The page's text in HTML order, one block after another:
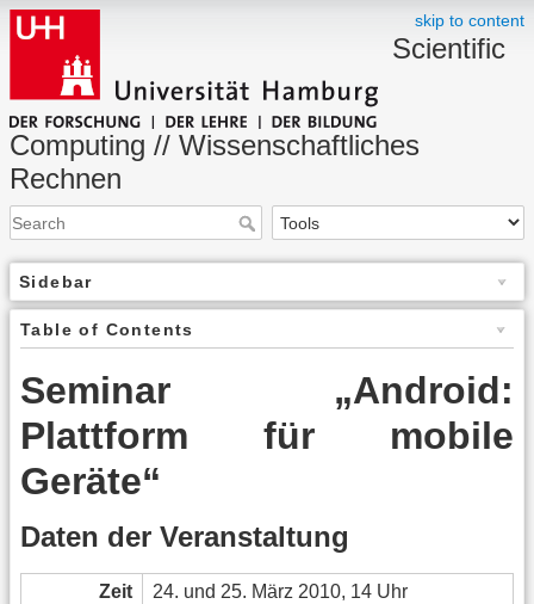
skip to content
Scientific
Computing // Wissenschaftliches
Rechnen
Sidebar
Table of Contents
Seminar „Android:
Plattform für mobile
Geräte“
Daten der Veranstaltung
Zeit
24. und 25. März 2010, 14 Uhr